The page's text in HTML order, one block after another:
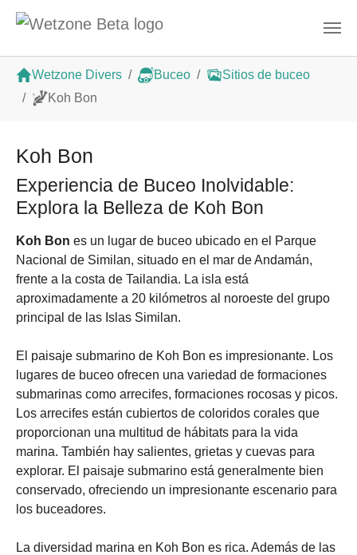
Saltar al contenido principal
Wetzone Divers Buceo
Sitios de buceo
Koh Bon
Koh Bon
Experiencia de Buceo Inolvidable:
Explora la Belleza de Koh Bon
Koh Bon es un lugar de buceo ubicado en el Parque
Nacional de Similan, situado en el mar de Andamán,
frente a la costa de Tailandia. La isla está
aproximadamente a 20 kilómetros al noroeste del grupo
principal de las Islas Similan.
El paisaje submarino de Koh Bon es impresionante. Los
lugares de buceo ofrecen una variedad de formaciones
submarinas como arrecifes, formaciones rocosas y picos.
Los arrecifes están cubiertos de coloridos corales que
proporcionan una multitud de hábitats para la vida
marina. También hay salientes, grietas y cuevas para
explorar. El paisaje submarino está generalmente bien
conservado, ofreciendo un impresionante escenario para
los buceadores.
La diversidad marina en Koh Bon es rica. Además de las